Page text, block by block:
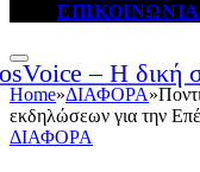
ΕΠΙΚΟΙΝΩΝΙΑ
Home»ΔΙΑΦΟΡΑ»
εκδηλώσεων για την
ΔΙΑΦΟΡΑ